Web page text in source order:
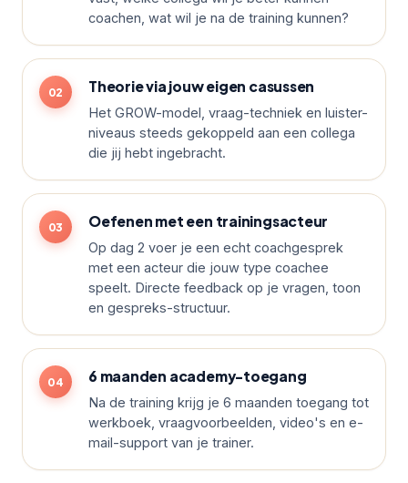
coachen, wat wil je na de training kunnen?
Theorie via jouw eigen casussen
Het GROW-model, vraag-techniek en luister-
niveaus steeds gekoppeld aan een collega
die jij hebt ingebracht.
Oefenen met een trainingsacteur
Op dag 2 voer je een echt coachgesprek
met een acteur die jouw type coachee
speelt. Directe feedback op je vragen, toon
en gespreks-structuur.
6 maanden academy-toegang
Na de training krijg je 6 maanden toegang tot
werkboek, vraagvoorbeelden, video's en e-
mail-support van je trainer.